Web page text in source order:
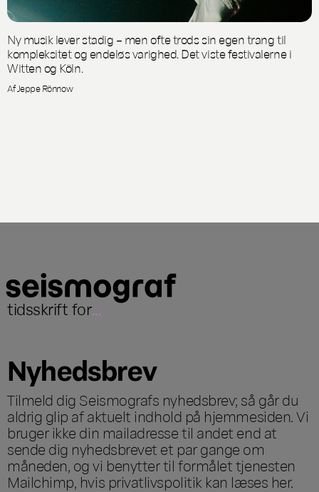
Ny musik lever stadig – men ofte trods sin egen trang til
kompleksitet og endeløs varighed. Det viste festivalerne i
Witten og Köln.
Af Jeppe Rönnow
tidsskrift for...
Nyhedsbrev
Tilmeld dig Seismografs nyhedsbrev; så går du
aldrig glip af aktuelt indhold på hjemmesiden. Vi
bruger ikke din mailadresse til andet end at
sende dig nyhedsbrevet et par gange om
måneden, og vi benytter til formålet tjenesten
Mailchimp, hvis privatlivspolitik kan læses her.